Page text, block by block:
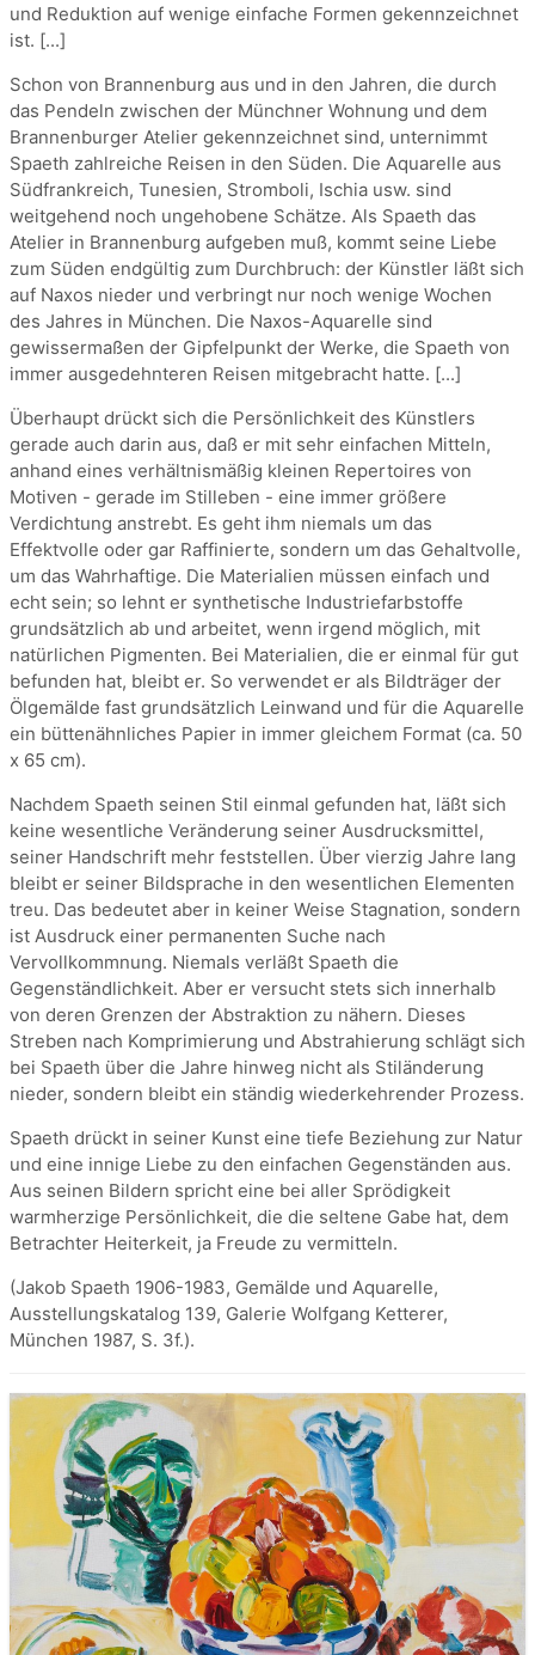
und Reduktion auf wenige einfache Formen gekennzeichnet
ist. [...]
Schon von Brannenburg aus und in den Jahren, die durch
das Pendeln zwischen der Münchner Wohnung und dem
Brannenburger Atelier gekennzeichnet sind, unternimmt
Spaeth zahlreiche Reisen in den Süden. Die Aquarelle aus
Südfrankreich, Tunesien, Stromboli, Ischia usw. sind
weitgehend noch ungehobene Schätze. Als Spaeth das
Atelier in Brannenburg aufgeben muß, kommt seine Liebe
zum Süden endgültig zum Durchbruch: der Künstler läßt sich
auf Naxos nieder und verbringt nur noch wenige Wochen
des Jahres in München. Die Naxos-Aquarelle sind
gewissermaßen der Gipfelpunkt der Werke, die Spaeth von
immer ausgedehnteren Reisen mitgebracht hatte. [...]
Überhaupt drückt sich die Persönlichkeit des Künstlers
gerade auch darin aus, daß er mit sehr einfachen Mitteln,
anhand eines verhältnismäßig kleinen Repertoires von
Motiven - gerade im Stilleben - eine immer größere
Verdichtung anstrebt. Es geht ihm niemals um das
Effektvolle oder gar Raffinierte, sondern um das Gehaltvolle,
um das Wahrhaftige. Die Materialien müssen einfach und
echt sein; so lehnt er synthetische Industriefarbstoffe
grundsätzlich ab und arbeitet, wenn irgend möglich, mit
natürlichen Pigmenten. Bei Materialien, die er einmal für gut
befunden hat, bleibt er. So verwendet er als Bildträger der
Ölgemälde fast grundsätzlich Leinwand und für die Aquarelle
ein büttenähnliches Papier in immer gleichem Format (ca. 50
x 65 cm).
Nachdem Spaeth seinen Stil einmal gefunden hat, läßt sich
keine wesentliche Veränderung seiner Ausdrucksmittel,
seiner Handschrift mehr feststellen. Über vierzig Jahre lang
bleibt er seiner Bildsprache in den wesentlichen Elementen
treu. Das bedeutet aber in keiner Weise Stagnation, sondern
ist Ausdruck einer permanenten Suche nach
Vervollkommnung. Niemals verläßt Spaeth die
Gegenständlichkeit. Aber er versucht stets sich innerhalb
von deren Grenzen der Abstraktion zu nähern. Dieses
Streben nach Komprimierung und Abstrahierung schlägt sich
bei Spaeth über die Jahre hinweg nicht als Stiländerung
nieder, sondern bleibt ein ständig wiederkehrender Prozess.
Spaeth drückt in seiner Kunst eine tiefe Beziehung zur Natur
und eine innige Liebe zu den einfachen Gegenständen aus.
Aus seinen Bildern spricht eine bei aller Sprödigkeit
warmherzige Persönlichkeit, die die seltene Gabe hat, dem
Betrachter Heiterkeit, ja Freude zu vermitteln.
(Jakob Spaeth 1906-1983, Gemälde und Aquarelle,
Ausstellungskatalog 139, Galerie Wolfgang Ketterer,
München 1987, S. 3f.).